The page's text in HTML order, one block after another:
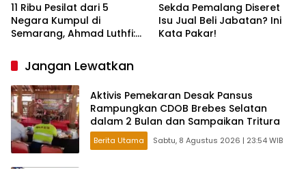
11 Ribu Pesilat dari 5
Negara Kumpul di
Semarang, Ahmad Luthfi:
Bangsa!
Sekda Pemalang Diseret
Isu Jual Beli Jabatan? Ini
Kata Pakar!
Jangan Lewatkan
Aktivis Pemekaran Desak Pansus
Rampungkan CDOB Brebes Selatan
dalam 2 Bulan dan Sampaikan Tritura
Berita Utama Sabtu, 8 Agustus 2026 | 23:54 WIB